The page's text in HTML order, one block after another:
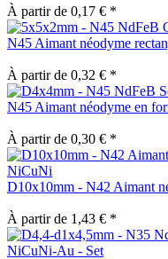
À partir de 0,17 € *
N45 Aimant néodyme
À partir de 0,32 € *
N45 Aimant néodyme en
À partir de 0,30 € *
D10x10mm - N42 Aimant
À partir de 1,43 € *